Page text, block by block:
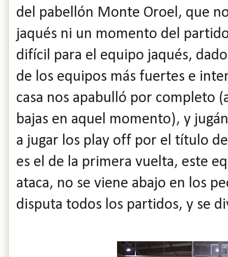
del pabellón Monte Oroel, que
jaqués ni un momento del
difícil para el equipo jaqués,
de los equipos más fuertes e
casa nos apabulló por completo
bajas en aquel momento), y
a jugar los play off por el título
es el de la primera vuelta, este
ataca, no se viene abajo en los
disputa todos los partidos, y se